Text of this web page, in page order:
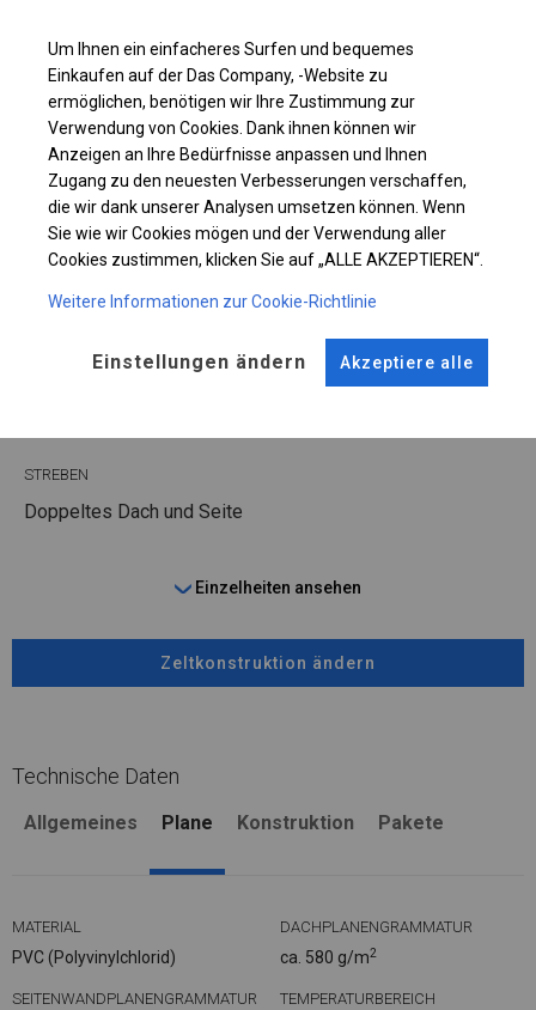
Plane ändern
KONSTRUKTION
POLAR PLUS
ROHRE ANSCHLÜSSE
Stahl ca.fi 54 mm
STRINGS
STREBEN
Doppeltes Dach und Seite
Einzelheiten ansehen
Zeltkonstruktion ändern
Technische Daten
Allgemeines Plane Konstruktion Pakete
MATERIAL
PVC (Polyvinylchlorid)
DACHPLANENGRAMMATUR
ca. 580 g/m2
SEITENWANDPLANENGRAMMATUR TEMPERATURBEREICH
Um Ihnen ein einfacheres Surfen und bequemes
Einkaufen auf der Das Company, -Website zu
ermöglichen, benötigen wir Ihre Zustimmung zur
Verwendung von Cookies. Dank ihnen können wir
Anzeigen an Ihre Bedürfnisse anpassen und Ihnen
Zugang zu den neuesten Verbesserungen verschaffen,
die wir dank unserer Analysen umsetzen können. Wenn
Sie wie wir Cookies mögen und der Verwendung aller
Cookies zustimmen, klicken Sie auf „ALLE AKZEPTIEREN“.
Weitere Informationen zur Cookie-Richtlinie
Einstellungen ändern Akzeptiere alle